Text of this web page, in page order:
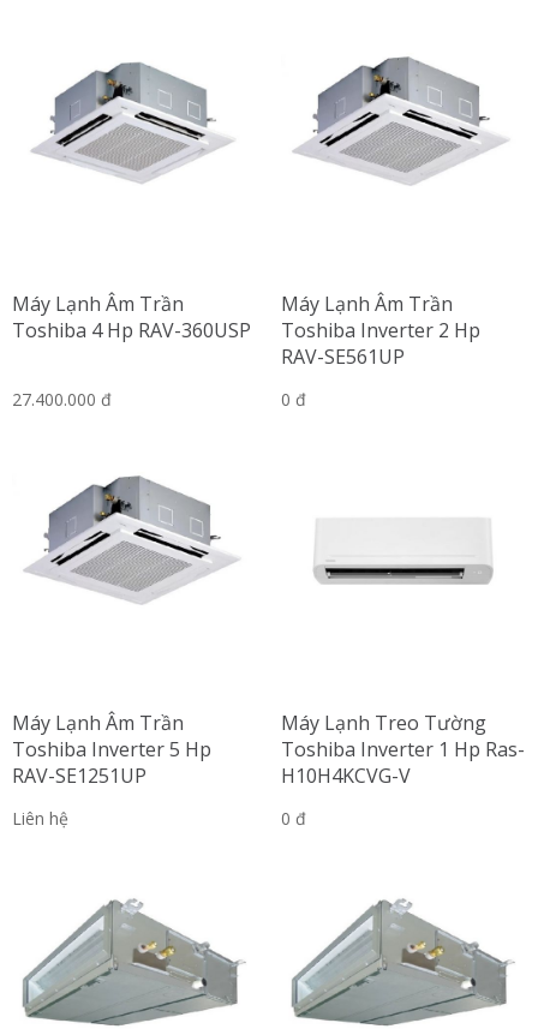
Máy Lạnh Âm Trần
Toshiba 4 Hp RAV-360USP
27.400.000 đ
Máy Lạnh Âm Trần
Toshiba Inverter 2 Hp
RAV-SE561UP
0 đ
Máy Lạnh Âm Trần
Toshiba Inverter 5 Hp
RAV-SE1251UP
Liên hệ
Máy Lạnh Treo Tường
Toshiba Inverter 1 Hp Ras-
H10H4KCVG-V
0 đ